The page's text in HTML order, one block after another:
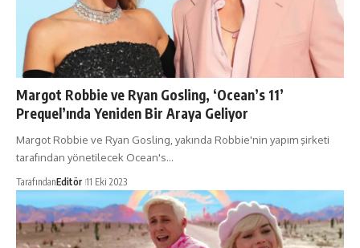
Margot Robbie ve Ryan Gosling, ‘Ocean’s 11’
Prequel’ında Yeniden Bir Araya Geliyor
Margot Robbie ve Ryan Gosling, yakında Robbie'nin yapım şirketi
tarafından yönetilecek Ocean's…
TarafındanEditör 11 Eki 2023